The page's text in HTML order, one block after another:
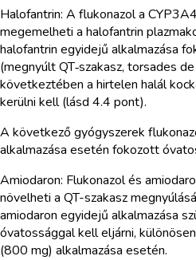
Halofantrin: A flukonazol a
megemelheti a halofantrin
halofantrin egyidejű alkalmazása
(megnyúlt QT‑szakasz, torsades
következtében a hirtelen halál
kerülni kell (lásd 4.4 pont).
A következő gyógyszerek
alkalmazása esetén fokozott
Amiodaron: Flukonazol és
növelheti a QT-szakasz
amiodaron egyidejű alkalmazása
óvatossággal kell eljárni,
(800 mg) alkalmazása esetén.